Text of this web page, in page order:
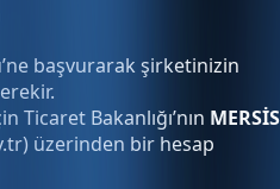
başvurarak şirketinizin
Ticaret Bakanlığı’nın MERSİS
üzerinden bir hesap